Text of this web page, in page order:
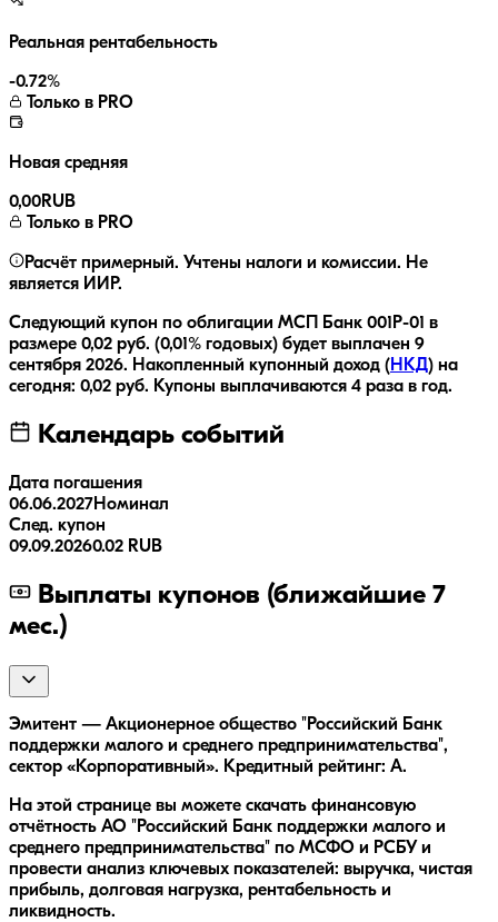
Реальная рентабельность
-0.72%
Только в PRO
Новая средняя
0,00RUB
Только в PRO
Расчёт примерный. Учтены налоги и комиссии. Не
является ИИР.
Следующий купон по облигации МСП Банк 001P-01 в
размере 0,02 руб. (0,01% годовых) будет выплачен 9
сентября 2026. Накопленный купонный доход ( НКД) на
сегодня: 0,02 руб. Купоны выплачиваются 4 раза в год.
Календарь событий
Дата погашения
06.06.2027Номинал
След. купон
09.09.20260.02 RUB
Выплаты купонов (ближайшие 7
мес.)
Эмитент — Акционерное общество "Российский Банк
поддержки малого и среднего предпринимательства",
сектор «Корпоративный». Кредитный рейтинг: A.
На этой странице вы можете скачать финансовую
отчётность АО "Российский Банк поддержки малого и
среднего предпринимательства" по МСФО и РСБУ и
провести анализ ключевых показателей: выручка, чистая
прибыль, долговая нагрузка, рентабельность и
ликвидность.